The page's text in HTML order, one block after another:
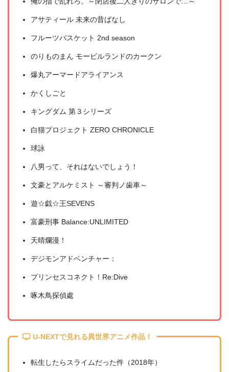
＼＼31日間無料!!お試し解約もOK／／
今すぐ無料でU-NEXTで見る
アサティール 未来の昔ばなし
フルーツバスケット 2nd season
のりものまん モービルランドのカークン
爆丸アーマードアライアンス
かくしごと
キングダム 第３シリーズ
白猫プロジェクト ZERO CHRONICLE
球詠
八男って、それはないでしょう！
文豪とアルケミスト ～審判ノ歯車～
遊☆戯☆王SEVENS
富豪刑事 Balance:UNLIMITED
天晴爛漫！
デジモンアドベンチャー：
プリンセスコネクト！Re:Dive
啄木鳥探偵處
U-NEXTで見れる異世界アニメ作品！
転生したらスライムだった件（2018年）